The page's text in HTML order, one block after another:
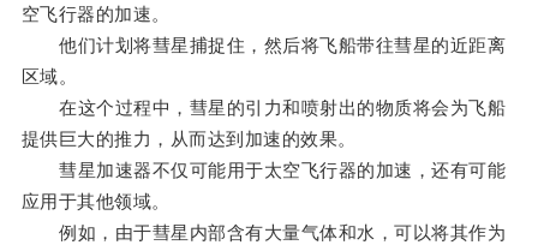
空飞行器的加速。
他们计划将彗星捕捉住，然后将飞船带往彗星的近距离
区域。
在这个过程中，彗星的引力和喷射出的物质将会为飞船
提供巨大的推力，从而达到加速的效果。
彗星加速器不仅可能用于太空飞行器的加速，还有可能
应用于其他领域。
例如，由于彗星内部含有大量气体和水，可以将其作为